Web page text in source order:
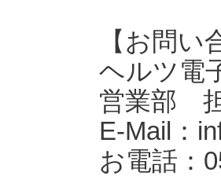
【お問い
ヘルツ電
営業部
E-Mail：
お電話：